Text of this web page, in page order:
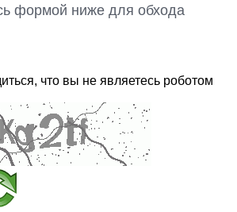
формой ниже для обхода
что вы не являетесь роботом